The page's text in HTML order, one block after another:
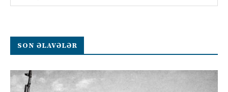
SON ƏLAVƏLƏR